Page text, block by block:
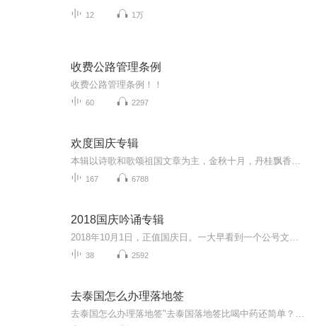
12 1万
收费公路管理条例
收费公路管理条例！！
60 2297
欢度国庆专辑
167 6788
2018国庆吟诵专辑
38 2592
去泰国怎么办理落地签